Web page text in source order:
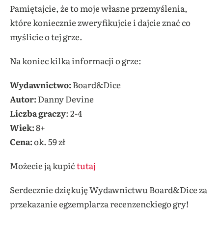
Pamiętajcie, że to moje własne przemyślenia,
które koniecznie zweryfikujcie i dajcie znać co
myślicie o tej grze.
Na koniec kilka informacji o grze:
Wydawnictwo: Board&Dice
Autor: Danny Devine
Liczba graczy: 2-4
Wiek:8+
Cena:ok. 59 zł
Możecie ją kupićtutaj
Serdecznie dziękuję Wydawnictwu Board&Dice za
przekazanie egzemplarza recenzenckiego gry!